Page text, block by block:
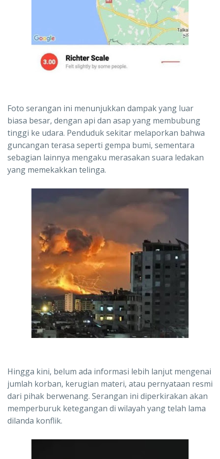
Foto serangan ini menunjukkan dampak yang luar
biasa besar, dengan api dan asap yang membubung
tinggi ke udara. Penduduk sekitar melaporkan bahwa
guncangan terasa seperti gempa bumi, sementara
sebagian lainnya mengaku merasakan suara ledakan
yang memekakkan telinga.
Hingga kini, belum ada informasi lebih lanjut mengenai
jumlah korban, kerugian materi, atau pernyataan resmi
dari pihak berwenang. Serangan ini diperkirakan akan
memperburuk ketegangan di wilayah yang telah lama
dilanda konflik.